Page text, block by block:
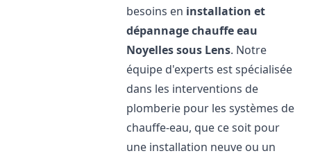
besoins en installation et
dépannage chauffe eau
Noyelles sous Lens. Notre
équipe d'experts est spécialisée
dans les interventions de
plomberie pour les systèmes de
chauffe-eau, que ce soit pour
une installation neuve ou un